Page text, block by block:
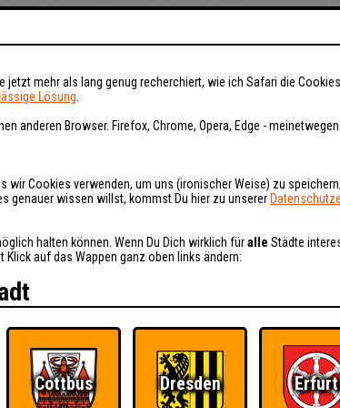
jetzt mehr als lang genug recherchiert, wie ich Safari die Cookies
Lösung
anderen Browser. Firefox, Chrome, Opera, Edge - meinetwegen
Cookies verwenden, um uns (ironischer Weise) zu
genauer wissen willst, kommst Du hier zu unserer
halten können. Wenn Du Dich wirklich füralle Städte
auf das Wappen ganz oben links ändern:
Cottbus Dresden Erfurt